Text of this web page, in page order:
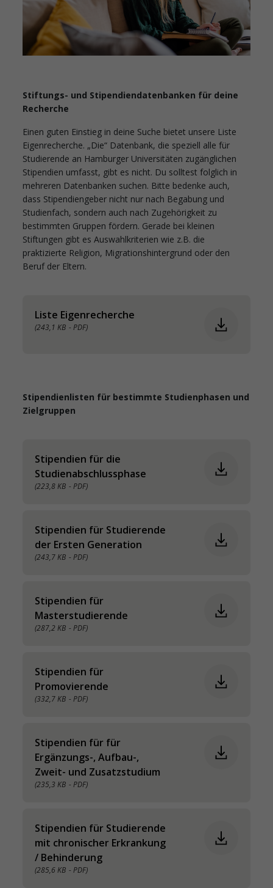
Stiftungs- und Stipendiendatenbanken für deine
Recherche
Einen guten Einstieg in deine Suche bietet unsere Liste
Eigenrecherche. „Die“ Datenbank, die speziell alle für
Studierende an Hamburger Universitäten zugänglichen
Stipendien umfasst, gibt es nicht. Du solltest folglich in
mehreren Datenbanken suchen. Bitte bedenke auch,
dass Stipendiengeber nicht nur nach Begabung und
Studienfach, sondern auch nach Zugehörigkeit zu
bestimmten Gruppen fördern. Gerade bei kleinen
Stiftungen gibt es Auswahlkriterien wie z.B. die
praktizierte Religion, Migrationshintergrund oder den
Beruf der Eltern.
Liste Eigenrecherche
(243,1 KB - PDF)
Stipendienlisten für bestimmte Studienphasen und
Zielgruppen
Stipendien für die
Studienabschlussphase
(223,8 KB - PDF)
Stipendien für Studierende
der Ersten Generation
(243,7 KB - PDF)
Stipendien für
Masterstudierende
(287,2 KB - PDF)
Stipendien für
Promovierende
(332,7 KB - PDF)
Stipendien für für
Ergänzungs-, Aufbau-,
Zweit- und Zusatzstudium
(235,3 KB - PDF)
Stipendien für Studierende
mit chronischer Erkrankung
/ Behinderung
(285,6 KB - PDF)